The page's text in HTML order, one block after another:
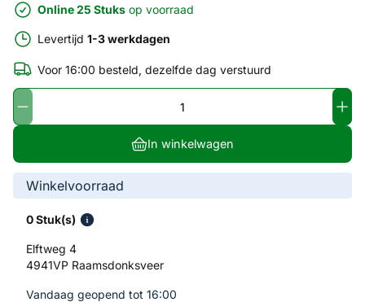
Online 25 Stuks op voorraad
Levertijd 1-3 werkdagen
Voor 16:00 besteld, dezelfde dag verstuurd
In winkelwagen
Winkelvoorraad
0 Stuk(s)
Elftweg 4
4941VP Raamsdonksveer
Vandaag geopend tot 16:00